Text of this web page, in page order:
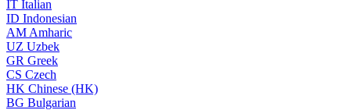
IT Italian
ID Indonesian
AM Amharic
UZ Uzbek
GR Greek
CS Czech
HK Chinese (HK)
BG Bulgarian